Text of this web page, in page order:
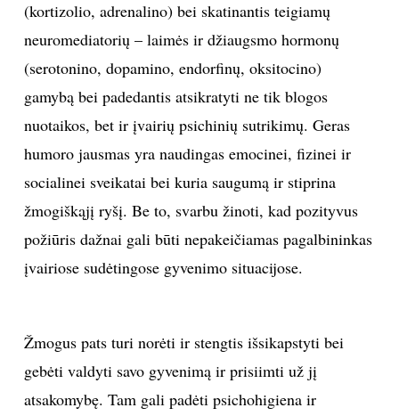
(kortizolio, adrenalino) bei skatinantis teigiamų
neuromediatorių – laimės ir džiaugsmo hormonų
(serotonino, dopamino, endorfinų, oksitocino)
gamybą bei padedantis atsikratyti ne tik blogos
nuotaikos, bet ir įvairių psichinių sutrikimų. Geras
humoro jausmas yra naudingas emocinei, fizinei ir
socialinei sveikatai bei kuria saugumą ir stiprina
žmogiškąjį ryšį. Be to, svarbu žinoti, kad pozityvus
požiūris dažnai gali būti nepakeičiamas pagalbininkas
įvairiose sudėtingose gyvenimo situacijose.
Žmogus pats turi norėti ir stengtis išsikapstyti bei
gebėti valdyti savo gyvenimą ir prisiimti už jį
atsakomybę. Tam gali padėti psichohigiena ir